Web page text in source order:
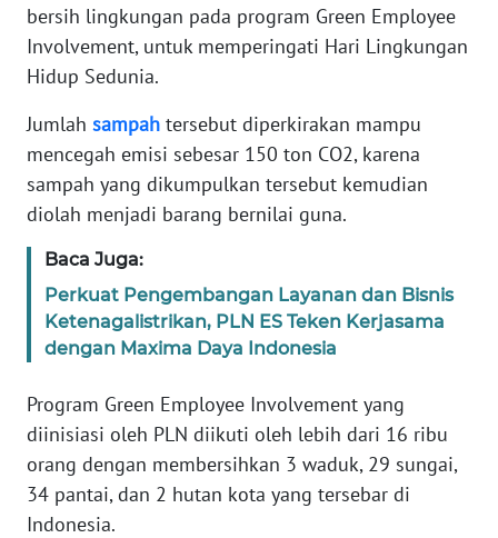
bersih lingkungan pada program Green Employee
Involvement, untuk memperingati Hari Lingkungan
Hidup Sedunia.
Jumlah sampah tersebut diperkirakan mampu
mencegah emisi sebesar 150 ton CO2, karena
sampah yang dikumpulkan tersebut kemudian
diolah menjadi barang bernilai guna.
Baca Juga:
Perkuat Pengembangan Layanan dan Bisnis
Ketenagalistrikan, PLN ES Teken Kerjasama
dengan Maxima Daya Indonesia
Program Green Employee Involvement yang
diinisiasi oleh PLN diikuti oleh lebih dari 16 ribu
orang dengan membersihkan 3 waduk, 29 sungai,
34 pantai, dan 2 hutan kota yang tersebar di
Indonesia.
TENTANG
KAMI
MEDIA
SIBER
REDAKSI
KARIR
DISCLAIMER
News
Regional
SUMUT